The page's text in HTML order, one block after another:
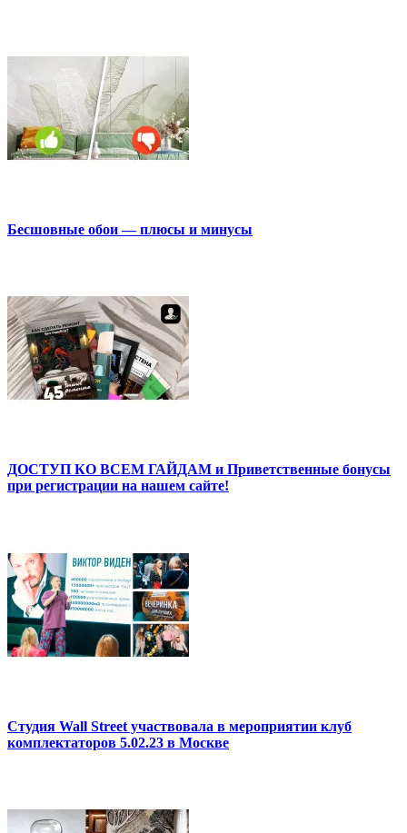
Бесшовные обои — плюсы и минусы
ДОСТУП КО ВСЕМ ГАЙДАМ и Приветственные бонусы
при регистрации на нашем сайте!
Студия Wall Street участвовала в мероприятии клуб
комплектаторов 5.02.23 в Москве